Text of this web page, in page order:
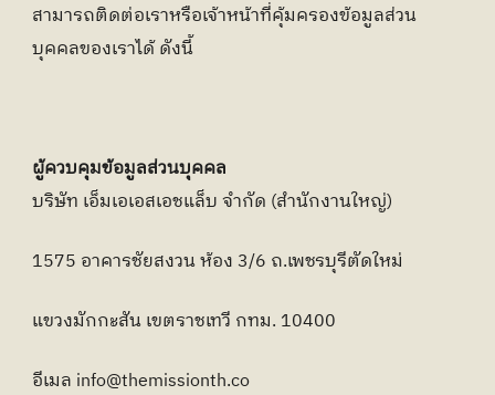
สามารถติดต่อเราหรือเจ้าหน้าที่คุ้มครองข้อมูลส่วน
บุคคลของเราได้ ดังนี้
ผู้ควบคุมข้อมูลส่วนบุคคล
บริษัท เอ็มเอเอสเอชแล็บ จำกัด (สำนักงานใหญ่)
1575 อาคารชัยสงวน ห้อง 3/6 ถ.เพชรบุรีตัดใหม่
แขวงมักกะสัน เขตราชเทวี กทม. 10400
อีเมล info@themissionth.co